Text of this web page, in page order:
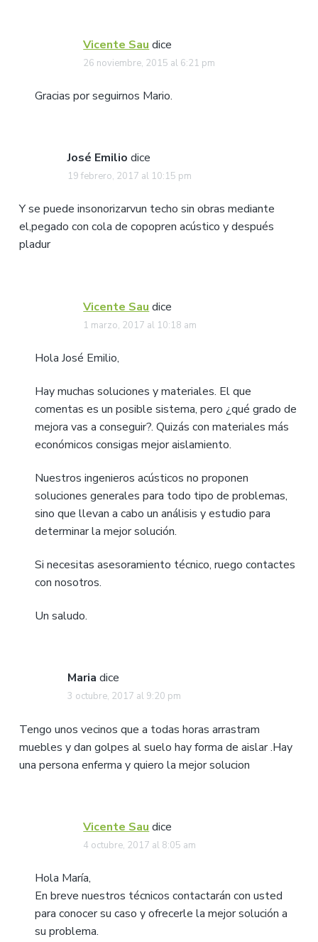
Vicente Sau dice
26 noviembre, 2015 al 6:21 pm
Gracias por seguirnos Mario.
José Emilio dice
19 febrero, 2017 al 10:15 pm
Y se puede insonorizarvun techo sin obras mediante
el,pegado con cola de copopren acústico y después
pladur
Vicente Sau dice
1 marzo, 2017 al 10:18 am
Hola José Emilio,
Hay muchas soluciones y materiales. El que
comentas es un posible sistema, pero ¿qué grado de
mejora vas a conseguir?. Quizás con materiales más
económicos consigas mejor aislamiento.
Nuestros ingenieros acústicos no proponen
soluciones generales para todo tipo de problemas,
sino que llevan a cabo un análisis y estudio para
determinar la mejor solución.
Si necesitas asesoramiento técnico, ruego contactes
con nosotros.
Un saludo.
Maria dice
3 octubre, 2017 al 9:20 pm
Tengo unos vecinos que a todas horas arrastram
muebles y dan golpes al suelo hay forma de aislar .Hay
una persona enferma y quiero la mejor solucion
Vicente Sau dice
4 octubre, 2017 al 8:05 am
Hola María,
En breve nuestros técnicos contactarán con usted
para conocer su caso y ofrecerle la mejor solución a
su problema.